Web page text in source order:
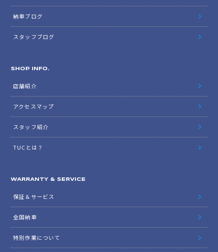
納車ブログ
スタッフブログ
SHOP INFO.
店舗紹介
アクセスマップ
スタッフ紹介
TUCとは？
WARRANTY & SERVICE
保証＆サービス
全国納車
特別作業について